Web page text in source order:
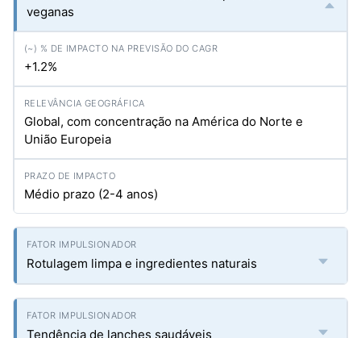
veganas
+1.2%
Global, com concentração na América do Norte e
União Europeia
Médio prazo (2-4 anos)
Rotulagem limpa e ingredientes naturais
Tendência de lanches saudáveis